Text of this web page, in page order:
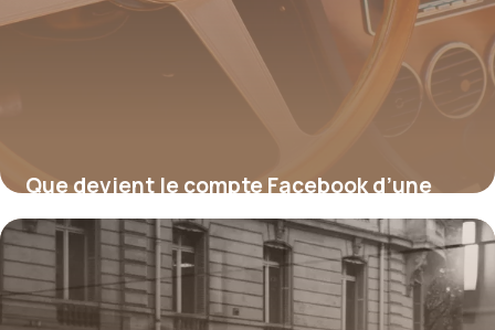
Que devient le compte Facebook d’une
personne décédée ?
17 juillet 2026